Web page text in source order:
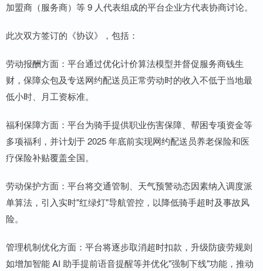
加盟商（服务商）等 9 人代表组成的平台企业方代表协商讨论。
此次双方签订的《协议》，包括：
劳动报酬方面：平台通过优化计价算法模型并督促服务商钱生
财，保障众包及专送网约配送员正常劳动时的收入不低于当地最
低小时、月工资标准。
福利保障方面：平台为骑手提供职业伤害保障、帮困专项资金等
多项福利，并计划于 2025 年底前实现网约配送员养老保险和医
疗保险补贴覆盖全国。
劳动保护方面：平台将交通管制、天气预警动态因素纳入调度派
单算法，引入实时"红绿灯"导航管控，以降低骑手超时及事故风
险。
管理机制优化方面：平台将逐步取消超时扣款，升级防疲劳规则
如增加智能 AI 助手提前语音提醒等并优化"强制下线"功能，推动